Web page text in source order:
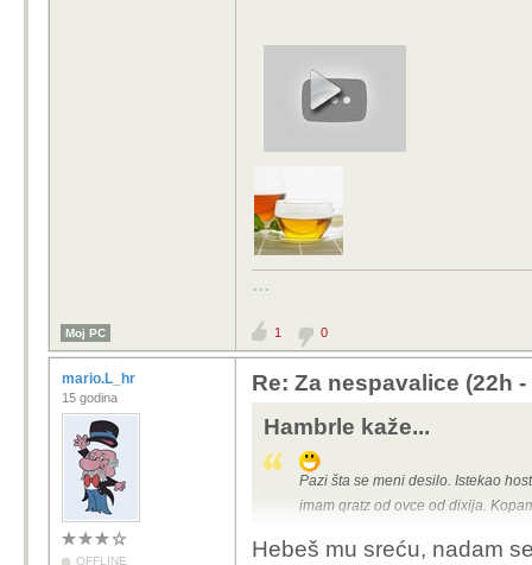
...
Moj PC 1 0
mario.L_hr
15 godina
OFFLINE
Re: Za nespavalice (22h -
Hambrle kaže...
Pazi šta se meni desilo. Istekao
imam qratz od ovce od dixija.
Hebeš mu sreću, nadam